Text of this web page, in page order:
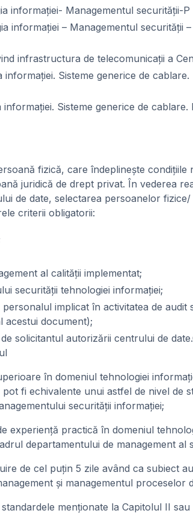
informaţiei- Managementul securităţii-P
informaţiei – Managementul securităţii
infrastructura de telecomunicaţii a
Sisteme generice de
Sisteme generice de cablare.
fizică, care îndeplineşte condiţiile
juridică de drept privat. În vederea
de date, selectarea persoanelor
criterii obligatorii:
al calităţii implementat;
securităţii tehnologiei informaţiei;
implicat în activitatea de audit
acestui document);
solicitantul autorizării centrului de
în domeniul tehnologiei
fi echivalente unui astfel de nivel de
securităţii informaţiei;
practică în domeniul
departamentului de management al
cel puţin 5 zile având ca subiect
şi managementul proceselor
menţionate la Capitolul II sau